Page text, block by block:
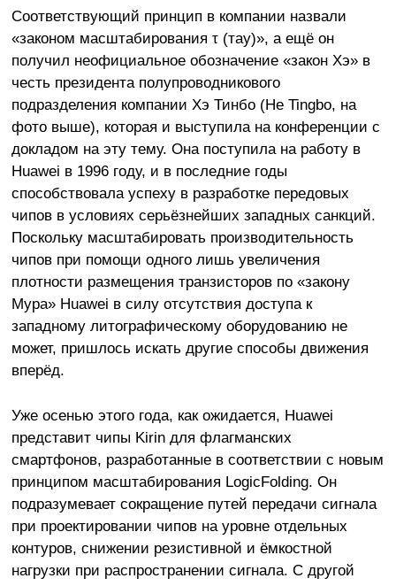
Соответствующий принцип в компании назвали
«законом масштабирования τ (тау)», а ещё он
получил неофициальное обозначение «закон Хэ» в
честь президента полупроводникового
подразделения компании Хэ Тинбо (He Tingbo, на
фото выше), которая и выступила на конференции с
докладом на эту тему. Она поступила на работу в
Huawei в 1996 году, и в последние годы
способствовала успеху в разработке передовых
чипов в условиях серьёзнейших западных санкций.
Поскольку масштабировать производительность
чипов при помощи одного лишь увеличения
плотности размещения транзисторов по «закону
Мура» Huawei в силу отсутствия доступа к
западному литографическому оборудованию не
может, пришлось искать другие способы движения
вперёд.
Уже осенью этого года, как ожидается, Huawei
представит чипы Kirin для флагманских
смартфонов, разработанные в соответствии с новым
принципом масштабирования LogicFolding. Он
подразумевает сокращение путей передачи сигнала
при проектировании чипов на уровне отдельных
контуров, снижении резистивной и ёмкостной
нагрузки при распространении сигнала. С другой